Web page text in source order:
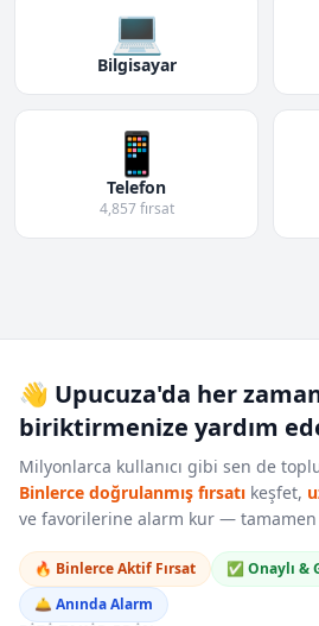
💻
Bilgisayar
📱
Telefon
4,857 fırsat
👋 Upucuza'da her
biriktirmenize yardım
Milyonlarca kullanıcı gibi sen de
Binlerce doğrulanmış fırsatı keşfet,
ve favorilerine alarm kur — tamamen
🔥 Binlerce Aktif Fırsat
✅ Onaylı &
🛎️ Anında Alarm